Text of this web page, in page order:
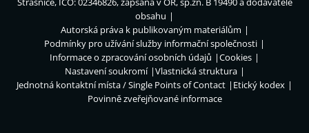
obsahu
Autorská práva k publikovaným materiálům
Podmínky pro užívání služby informační společnosti
Informace o zpracování osobních údajů
Cookies
Nastavení soukromí
Vlastnická struktura
Jednotná kontaktní místa / Single Points of Contact
Etický kodex
Povinně zveřejňované informace